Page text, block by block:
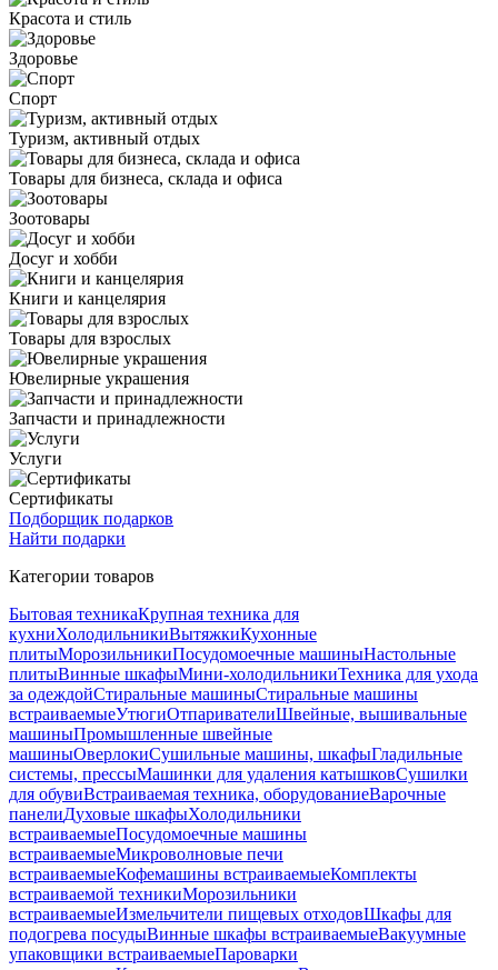
Красота и стиль
Здоровье
Спорт
Туризм, активный отдых
Товары для бизнеса, склада и офиса
Зоотовары
Досуг и хобби
Книги и канцелярия
Товары для взрослых
Ювелирные украшения
Запчасти и принадлежности
Услуги
Сертификаты
Подборщик подарков
Найти подарки
Категории товаров
Бытовая техникаКрупная техника для
кухниХолодильникиВытяжкиКухонные
плитыМорозильникиПосудомоечные машиныНастольные
плитыВинные шкафыМини-холодильникиТехника для ухода
за одеждойСтиральные машиныСтиральные машины
встраиваемыеУтюгиОтпаривателиШвейные, вышивальные
машиныПромышленные швейные
машиныОверлокиСушильные машины, шкафыГладильные
системы, прессыМашинки для удаления катышковСушилки
для обувиВстраиваемая техника, оборудованиеВарочные
панелиДуховые шкафыХолодильники
встраиваемыеПосудомоечные машины
встраиваемыеМикроволновые печи
встраиваемыеКофемашины встраиваемыеКомплекты
встраиваемой техникиМорозильники
встраиваемыеИзмельчители пищевых отходовШкафы для
подогрева посудыВинные шкафы встраиваемыеВакуумные
упаковщики встраиваемыеПароварки